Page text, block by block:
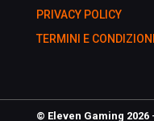
PRIVACY POLICY
TERMINI E CONDIZIONI
© Eleven Gaming 2026